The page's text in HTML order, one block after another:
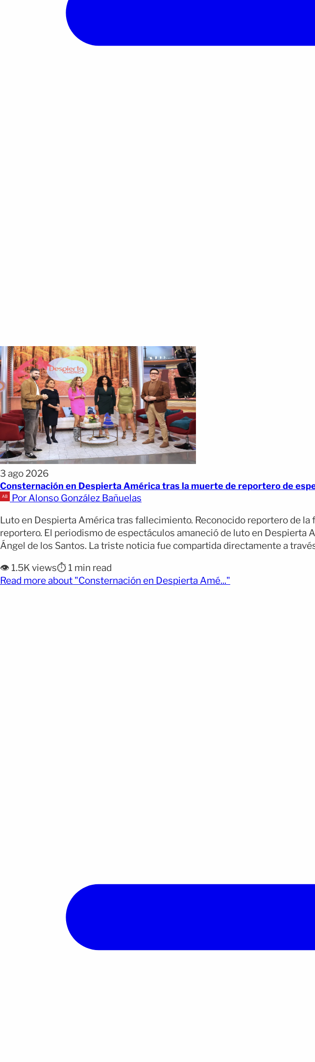
3 ago 2026
Consternación en Despierta América tras la muerte de reportero de
Por Alonso González Bañuelas
Luto en Despierta América tras fallecimiento. Reconocido reportero de
reportero. El periodismo de espectáculos amaneció de luto en
Ángel de los Santos. La triste noticia fue compartida directamente a
👁️ 1.5K views⏱️ 1 min read
Read more about "Consternación en Despierta Amé..."